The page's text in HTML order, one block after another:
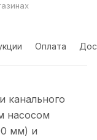
Оплата
канального
насосом
мм) и